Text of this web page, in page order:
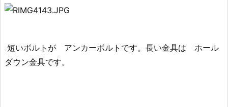
短いボルトが アンカーボルトです。長い金具は ホール
ダウン金具です。